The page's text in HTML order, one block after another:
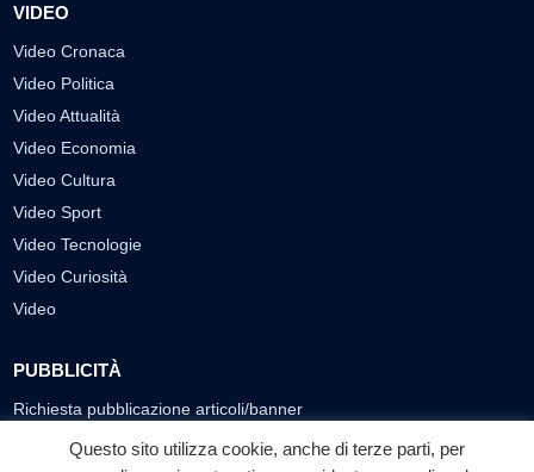
VIDEO
Video Cronaca
Video Politica
Video Attualità
Video Economia
Video Cultura
Video Sport
Video Tecnologie
Video Curiosità
Video
PUBBLICITÀ
Richiesta pubblicazione articoli/banner
SEGUICI SUI SOCIAL
Questo sito utilizza cookie, anche di terze parti, per